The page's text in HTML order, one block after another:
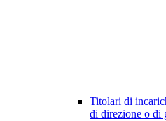
Titolari di
di direzione o di